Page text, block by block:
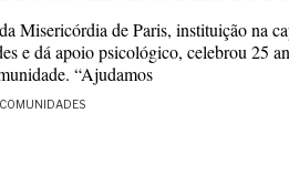
Misericórdia de Paris, instituição na
e dá apoio psicológico, celebrou 25
“Ajudamos
COMUNIDADES